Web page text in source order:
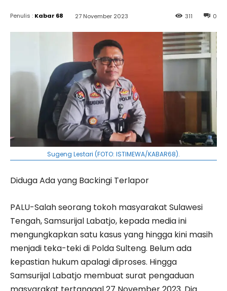
Penulis : Kabar 68 27 November 2023 0
311
Sugeng Lestari (FOTO: ISTIMEWA/KABAR68).
Diduga Ada yang Backingi Terlapor
PALU-Salah seorang tokoh masyarakat Sulawesi
Tengah, Samsurijal Labatjo, kepada media ini
mengungkapkan satu kasus yang hingga kini masih
menjadi teka-teki di Polda Sulteng. Belum ada
kepastian hukum apalagi diproses. Hingga
Samsurijal Labatjo membuat surat pengaduan